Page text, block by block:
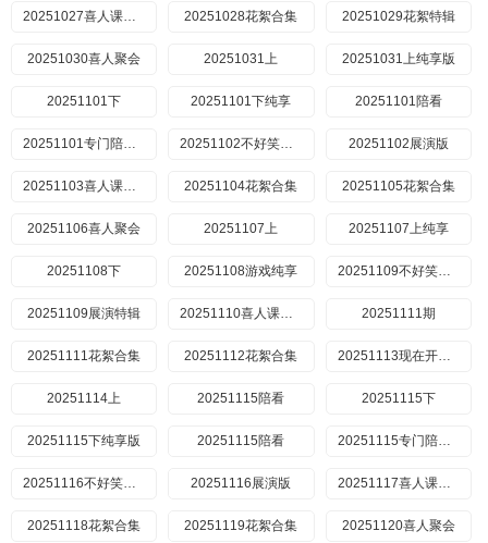
20251027喜人课堂游戏时间 20251028花絮合集 20251029花絮特辑
20251030喜人聚会 20251031上 20251031上纯享版
20251101下 20251101下纯享 20251101陪看
20251101专门陪你看 20251102不好笑惩罚室 20251102展演版
20251103喜人课间游戏时间 20251104花絮合集 20251105花絮合集
20251106喜人聚会 20251107上 20251107上纯享
20251108下 20251108游戏纯享 20251109不好笑惩罚室
20251109展演特辑 20251110喜人课间游戏时间 20251111期
20251111花絮合集 20251112花絮合集 20251113现在开始喜人聚会
20251114上 20251115陪看 20251115下
20251115下纯享版 20251115陪看 20251115专门陪你看
20251116不好笑惩罚室 20251116展演版 20251117喜人课间游戏时间
20251118花絮合集 20251119花絮合集 20251120喜人聚会